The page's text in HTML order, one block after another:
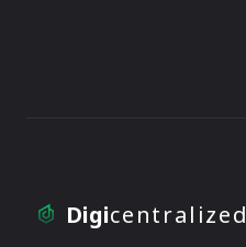
Digicentralized